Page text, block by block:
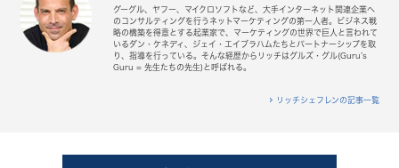
グーグル、ヤフー、マイクロソフトなど、大手インターネット関連企業へ
のコンサルティングを行うネットマーケティングの第一人者。ビジネス戦
略の構築を得意とする起業家で、マーケティングの世界で巨人と言われて
いるダン・ケネディ、ジェイ・エイブラハムたちとパートナーシップを取
り、指導を行っている。そんな経歴からリッチはグルズ・グル(Guru’s
Guru = 先生たちの先生)と呼ばれる。
リッチシェフレンの記事一覧